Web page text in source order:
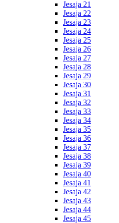
Jesaja 21
Jesaja 22
Jesaja 23
Jesaja 24
Jesaja 25
Jesaja 26
Jesaja 27
Jesaja 28
Jesaja 29
Jesaja 30
Jesaja 31
Jesaja 32
Jesaja 33
Jesaja 34
Jesaja 35
Jesaja 36
Jesaja 37
Jesaja 38
Jesaja 39
Jesaja 40
Jesaja 41
Jesaja 42
Jesaja 43
Jesaja 44
Jesaja 45